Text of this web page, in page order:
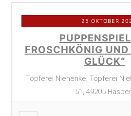
25 OKTOBER
FROSCHKÖNIG
GLÜCK“
Töpferei Niehenke, Töpferei
51, 49205